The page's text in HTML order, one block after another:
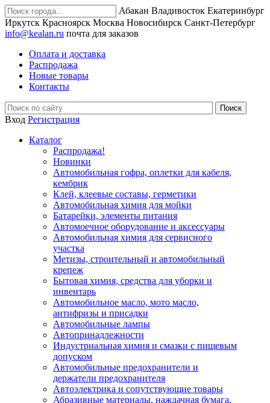
Абакан Владивосток Екатеринбург
Иркутск Красноярск Москва Новосибирск Санкт-Петербург
info@kealan.ru почта для заказов
Оплата и доставка
Распродажа
Новые товары
Контакты
Вход Регистрация
Каталог
Распродажа!
Новинки
Автомобильная гофра, оплетки для кабеля,
кембрик
Клей, клеевые составы, герметики
Автомобильная химия для мойки
Батарейки, элементы питания
Автомоечное оборудование и аксессуары
Автомобильная химия для сервисного
участка
Метизы, строительный и автомобильный
крепеж
Бытовая химия, средства для уборки и
инвентарь
Автомобильное масло, мото масло,
антифризы и присадки
Автомобильные лампы
Автопринадлежности
Индустриальная химия и смазки с пищевым
допуском
Автомобильные предохранители и
держатели предохранителя
Автоэлектрика и сопутствующие товары
Абразивные материалы, наждачная бумага,